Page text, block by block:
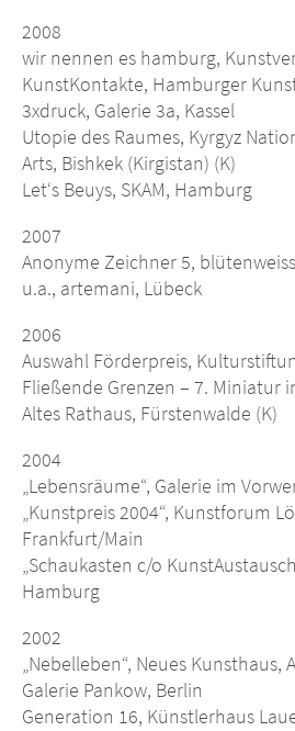
2008
wir nennen es hamburg,
KunstKontakte, Hamburger
3xdruck, Galerie 3a, Kassel
Utopie des Raumes, Kyrgyz
Arts, Bishkek (Kirgistan) (K)
Let‘s Beuys, SKAM, Hamburg
2007
Anonyme Zeichner 5,
u.a., artemani, Lübeck
2006
Auswahl Förderpreis,
Fließende Grenzen – 7. Miniatur
Altes Rathaus, Fürstenwalde (K)
2004
„Lebensräume“, Galerie im
„Kunstpreis 2004“, Kunstforum
Frankfurt/Main
„Schaukasten c/o
Hamburg
2002
„Nebelleben“, Neues Kunsthaus,
Galerie Pankow, Berlin
Generation 16, Künstlerhaus